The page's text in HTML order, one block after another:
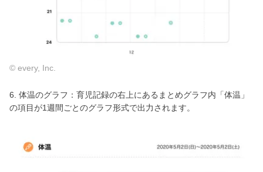
© every, Inc.
6. 体温のグラフ：育児記録の右上にあるまとめグラフ内「体温」
の項目が1週間ごとのグラフ形式で出力されます。